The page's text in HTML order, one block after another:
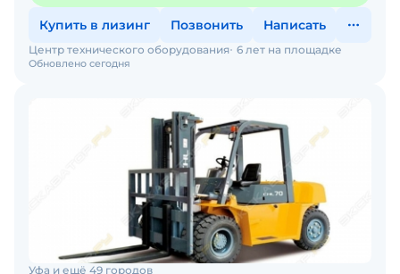
Купить в лизинг Позвонить Написать
Обновлено сегодня
Центр технического оборудования 6 лет на площадке
Уфа и ещё 49 городов